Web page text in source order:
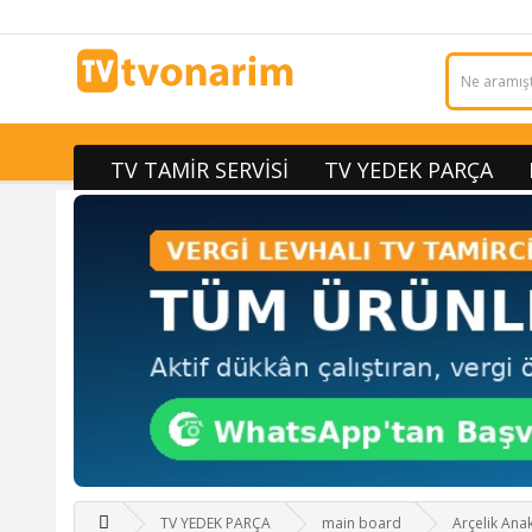
TV TAMİR SERVİSİ TV YEDEK PARÇA
TV YEDEK PARÇA main board Arçelik